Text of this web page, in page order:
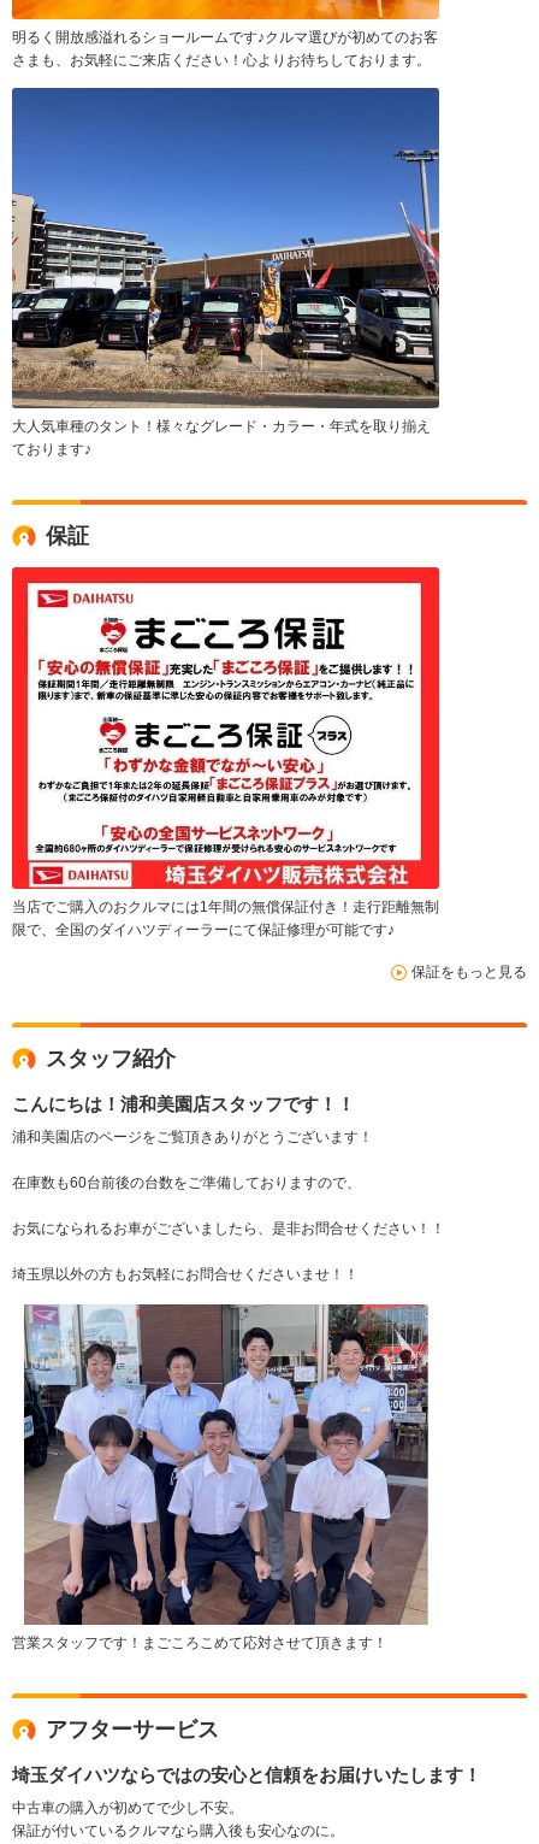
明るく開放感溢れるショールームです♪クルマ選びが初めてのお客
さまも、お気軽にご来店ください！心よりお待ちしております。
大人気車種のタント！様々なグレード・カラー・年式を取り揃え
ております♪
保証
当店でご購入のおクルマには1年間の無償保証付き！走行距離無制
限で、全国のダイハツディーラーにて保証修理が可能です♪
保証をもっと見る
スタッフ紹介
こんにちは！浦和美園店スタッフです！！
浦和美園店のページをご覧頂きありがとうございます！
在庫数も60台前後の台数をご準備しておりますので、
お気になられるお車がございましたら、是非お問合せください！！
埼玉県以外の方もお気軽にお問合せくださいませ！！
営業スタッフです！まごころこめて応対させて頂きます！
アフターサービス
埼玉ダイハツならではの安心と信頼をお届けいたします！
中古車の購入が初めてで少し不安。
保証が付いているクルマなら購入後も安心なのに。